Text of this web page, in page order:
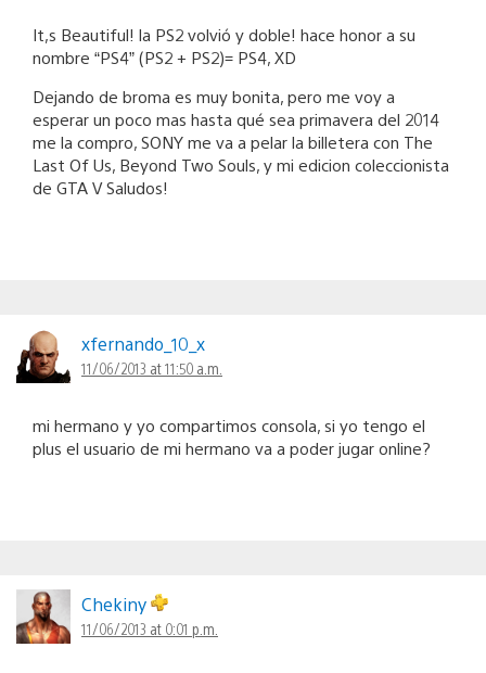
It,s Beautiful! la PS2 volvió y doble! hace honor a su
nombre “PS4” (PS2 + PS2)= PS4, XD
Dejando de broma es muy bonita, pero me voy a
esperar un poco mas hasta qué sea primavera del 2014
me la compro, SONY me va a pelar la billetera con The
Last Of Us, Beyond Two Souls, y mi edicion coleccionista
de GTA V Saludos!
xfernando_10_x
11/06/2013 at 11:50 a.m.
mi hermano y yo compartimos consola, si yo tengo el
plus el usuario de mi hermano va a poder jugar online?
Chekiny
11/06/2013 at 0:01 p.m.